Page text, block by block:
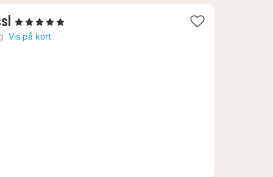
1
nat
, 5 Stjerner
Vis på kort